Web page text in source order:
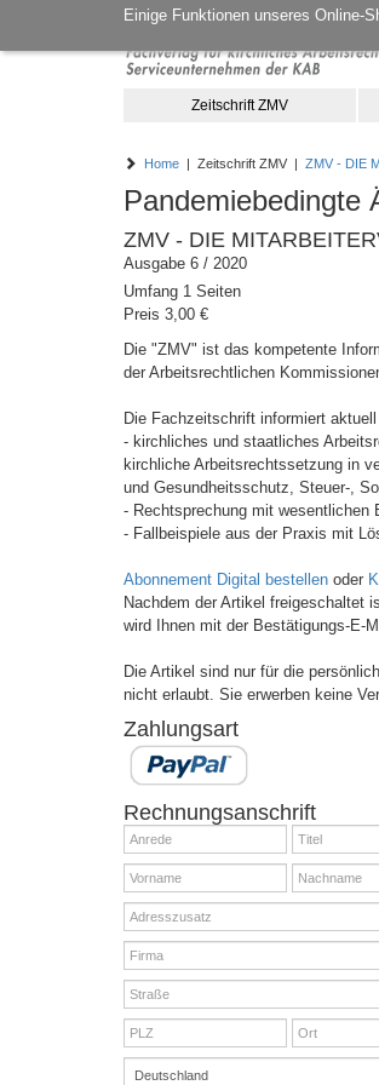
Einige Funktionen unseres Online-
Zeitschrift ZMV
Home | Zeitschrift ZMV | ZMV - DIE
Pandemiebedingte
ZMV - DIE
Ausgabe 6 / 2020
Umfang 1 Seiten
Preis 3,00 €
Die "ZMV" ist das kompetente
der Arbeitsrechtlichen
Die Fachzeitschrift informiert
- kirchliches und staatliches
kirchliche Arbeitsrechtssetzung in
und Gesundheitsschutz, Steuer-,
- Rechtsprechung mit wesentlichen
- Fallbeispiele aus der Praxis mit
Abonnement Digital bestellen oder
Nachdem der Artikel freigeschaltet
wird Ihnen mit der Bestätigungs-E-
Die Artikel sind nur für die
nicht erlaubt. Sie erwerben keine
Zahlungsart
Rechnungsanschrift